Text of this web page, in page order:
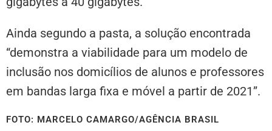
Ainda segundo a pasta, a solução encontrada
“demonstra a viabilidade para um modelo de
inclusão nos domicílios de alunos e professores
em bandas larga fixa e móvel a partir de 2021”.
FOTO: MARCELO CAMARGO/AGÊNCIA BRASIL